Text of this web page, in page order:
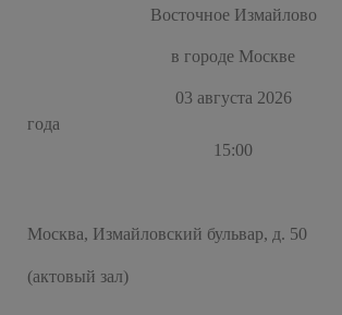
Восточное Измайлово
в городе Москве
03 августа 2026
15:00
Москва, Измайловский бульвар, д. 50
(актовый зал)